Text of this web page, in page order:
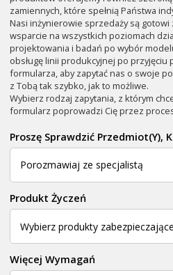
zamiennych, które spełnią Państwa
Nasi inżynierowie sprzedaży są
wsparcie na wszystkich poziomach
projektowania i badań po wybór
obsługę linii produkcyjnej po przyjęciu
formularza, aby zapytać nas o swoje
z Tobą tak szybko, jak to możliwe.
Wybierz rodzaj zapytania, z którym
formularz poprowadzi Cię przez
Proszę Sprawdzić Przedmiot(y),
Produkt Życzeń
Więcej Wymagań